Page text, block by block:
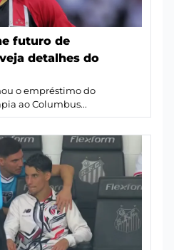
futuro de
detalhes do
o empréstimo do
ao Columbus...